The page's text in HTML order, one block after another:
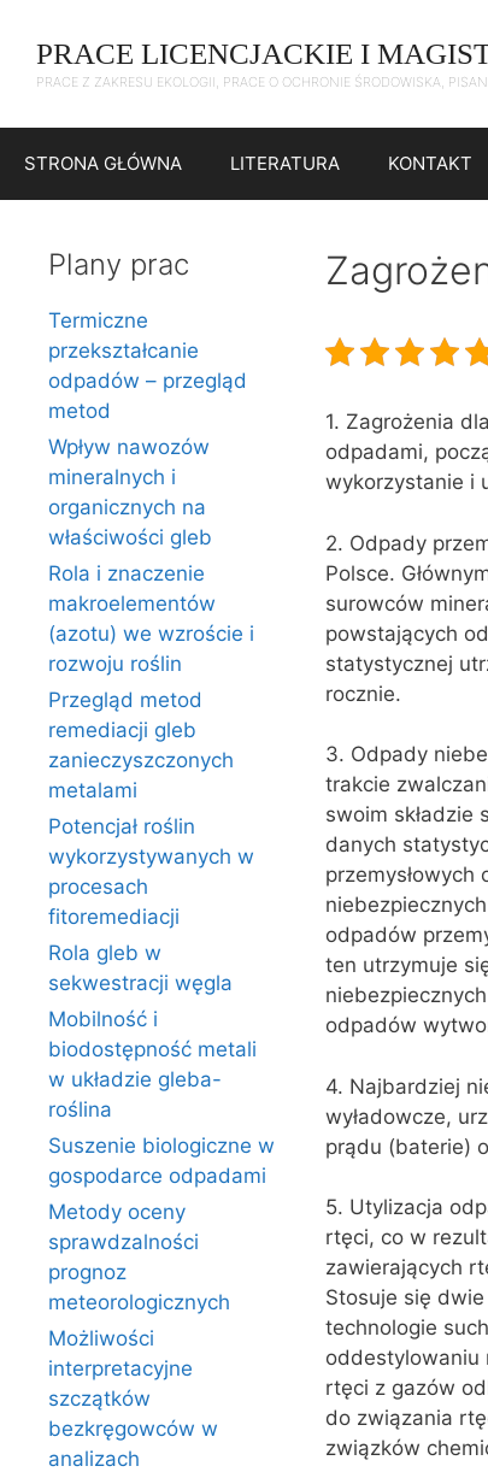
treści
PRACE LICENCJACKIE I
PRACE Z ZAKRESU EKOLOGII, PRACE O OCHRONIE ŚRODOWISKA,
STRONA GŁÓWNA LITERATURA KONTAKT
1. Zagrożenia
odpadami,
wykorzystanie i
2. Odpady
Polsce.
surowców
powstających
statystycznej
rocznie.
3. Odpady
trakcie
swoim składzie
danych
przemysłowych
odpadów
ten utrzymuje
odpadów
4. Najbardziej
wyładowcze,
prądu (baterie)
5. Utylizacja
rtęci, co w
zawierających
Stosuje się
technologie
oddestylowaniu
rtęci z gazów
do związania
związków
Plany prac
Termiczne
przekształcanie
odpadów – przegląd
metod
Wpływ nawozów
mineralnych i
organicznych na
właściwości gleb
Rola i znaczenie
makroelementów
(azotu) we wzroście i
rozwoju roślin
Przegląd metod
remediacji gleb
zanieczyszczonych
metalami
Potencjał roślin
wykorzystywanych w
procesach
fitoremediacji
Rola gleb w
sekwestracji węgla
Mobilność i
biodostępność metali
w układzie gleba-
roślina
Suszenie biologiczne w
gospodarce odpadami
Metody oceny
sprawdzalności
prognoz
meteorologicznych
Możliwości
interpretacyjne
szczątków
bezkręgowców w
analizach